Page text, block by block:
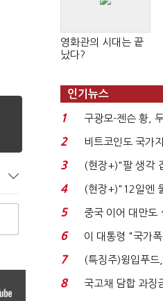
영화관의 시대는 끝
났다?
인기뉴스
1
구광모-젠슨 황,
로봇·AI 등 논...
2
비트코인도 국가
처분' 기준은 ...
3
(현장+)"팔 생각
요"…'덜 똘똘한
4
(현장+)"12일엔
빈 매대 채우며 문
5
중국 이어 대만도
국전쟁’
6
이 대통령 "국가
적극적 조사로 진...
7
(특징주)윙입푸드
지에 상한가...
8
국고채 담합 과